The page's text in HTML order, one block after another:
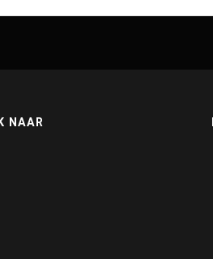
NAAR